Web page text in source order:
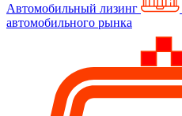
Автомобильный лизинг
автомобильного рынка